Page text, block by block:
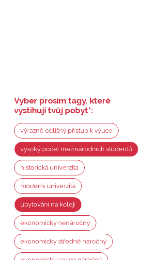
Vyber prosím tagy, které
vystihují tvůj pobyt*:
výrazně odlišný přístup k výuce
vysoký počet mezinárodních studentů
historická univerzita
moderní univerzita
ubytování na koleji
ekonomicky nenáročný
ekonomicky středně náročný